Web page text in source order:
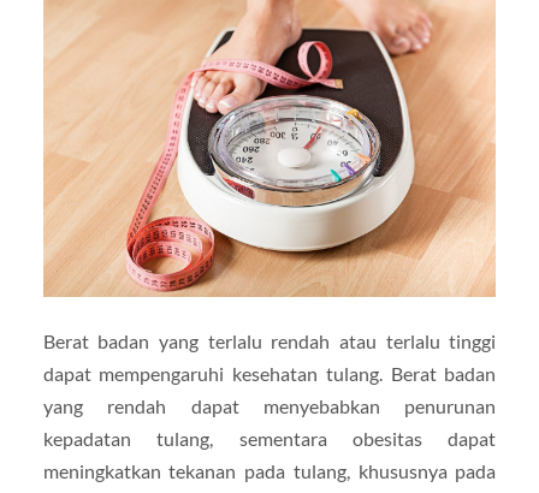
Berat badan yang terlalu rendah atau terlalu tinggi
dapat mempengaruhi kesehatan tulang. Berat badan
yang rendah dapat menyebabkan penurunan
kepadatan tulang, sementara obesitas dapat
meningkatkan tekanan pada tulang, khususnya pada